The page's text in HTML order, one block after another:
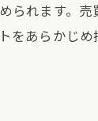
られます。
をあらかじ